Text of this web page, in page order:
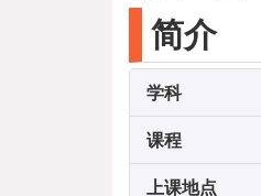
简介
学科
课程
上课地点